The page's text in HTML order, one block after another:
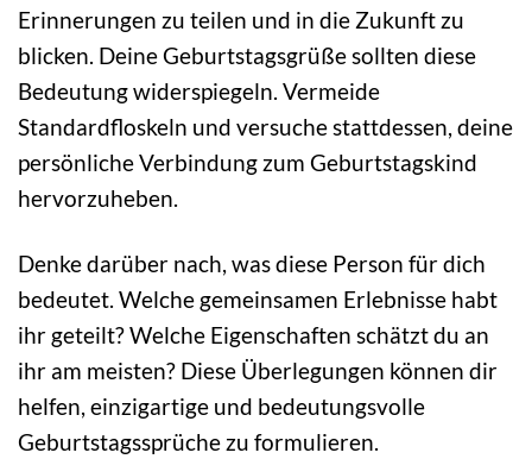
Erinnerungen zu teilen und in die Zukunft zu
blicken. Deine Geburtstagsgrüße sollten diese
Bedeutung widerspiegeln. Vermeide
Standardfloskeln und versuche stattdessen, deine
persönliche Verbindung zum Geburtstagskind
hervorzuheben.
Denke darüber nach, was diese Person für dich
bedeutet. Welche gemeinsamen Erlebnisse habt
ihr geteilt? Welche Eigenschaften schätzt du an
ihr am meisten? Diese Überlegungen können dir
helfen, einzigartige und bedeutungsvolle
Geburtstagssprüche zu formulieren.